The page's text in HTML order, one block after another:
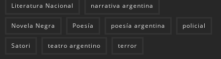
Literatura Nacional narrativa argentina
Novela Negra Poesía poesía argentina policial
Satori teatro argentino terror